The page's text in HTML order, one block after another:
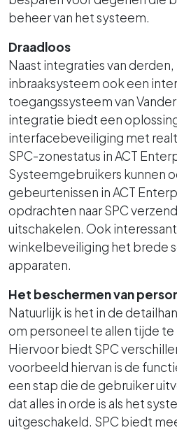
beheer van het systeem.
Draadloos
Naast integraties van
inbraaksysteem ook een
toegangssysteem van
integratie biedt een
interfacebeveiliging met
SPC-zonestatus in ACT
Systeemgebruikers kunnen
gebeurtenissen in ACT
opdrachten naar SPC
uitschakelen. Ook
winkelbeveiliging het brede
apparaten.
Het beschermen van
Natuurlijk is het in de
om personeel te allen tijde
Hiervoor biedt SPC
voorbeeld hiervan is de
een stap die de gebruiker
dat alles in orde is als het
uitgeschakeld. SPC biedt